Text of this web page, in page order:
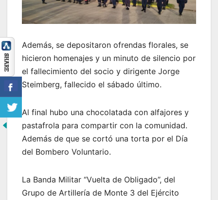
Además, se depositaron ofrendas florales, se
hicieron homenajes y un minuto de silencio por
el fallecimiento del socio y dirigente Jorge
Steimberg, fallecido el sábado último.
Al final hubo una chocolatada con alfajores y
pastafrola para compartir con la comunidad.
Además de que se cortó una torta por el Día
del Bombero Voluntario.
La Banda Militar “Vuelta de Obligado”, del
Grupo de Artillería de Monte 3 del Ejército